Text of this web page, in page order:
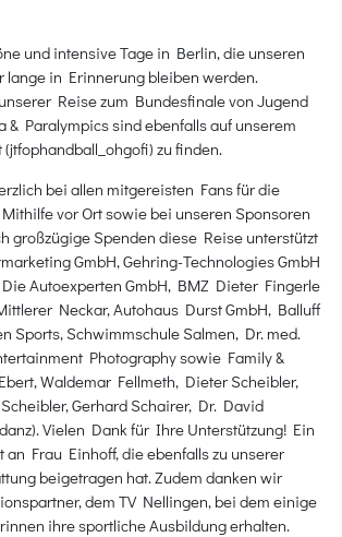
und intensive Tage in Berlin, die unseren
lange in Erinnerung bleiben werden.
Reise zum Bundesfinale von Jugend
& Paralympics sind ebenfalls auf unserem
zu finden.
bei allen mitgereisten Fans für die
vor Ort sowie bei unseren Sponsoren
großzügige Spenden diese Reise unterstützt
GmbH, Gehring-Technologies GmbH
Autoexperten GmbH, BMZ Dieter Fingerle
Neckar, Autohaus Durst GmbH, Balluff
Sports, Schwimmschule Salmen, Dr. med.
Photography sowie Family &
Waldemar Fellmeth, Dieter Scheibler,
Gerhard Schairer, Dr. David
Vielen Dank für Ihre Unterstützung! Ein
Frau Einhoff, die ebenfalls zu unserer
beigetragen hat. Zudem danken wir
dem TV Nellingen, bei dem einige
ihre sportliche Ausbildung erhalten.